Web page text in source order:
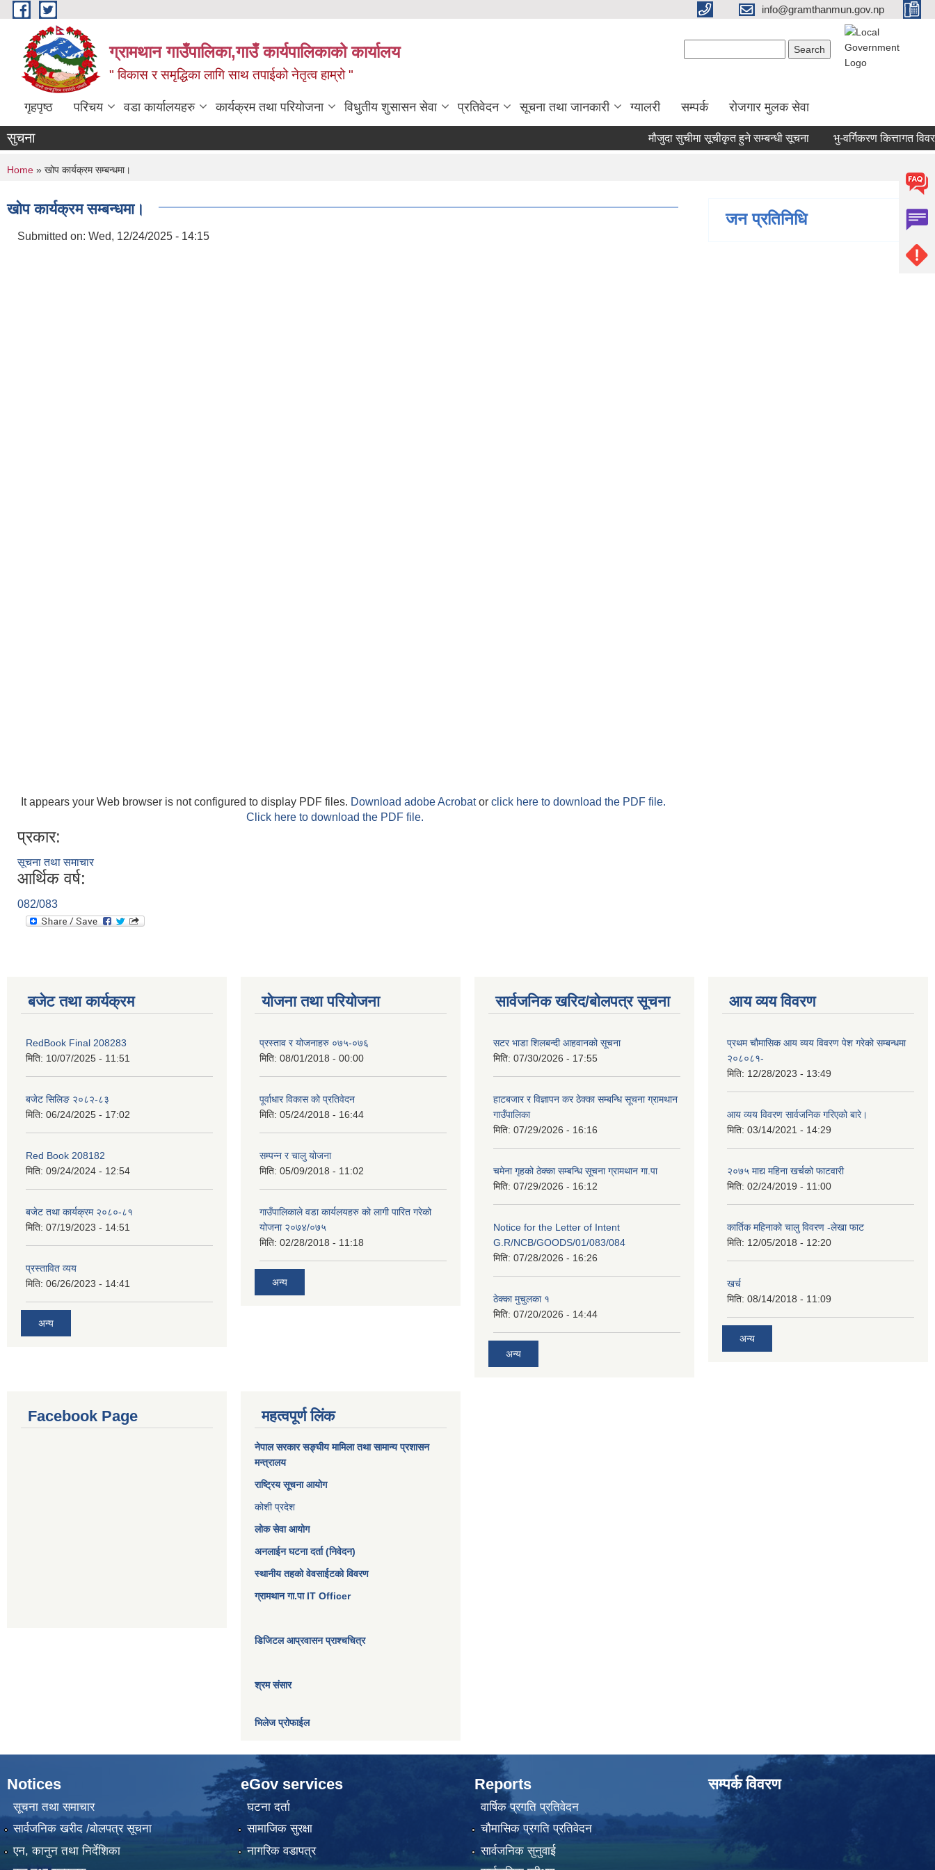
Skip to main content info@gramthanmun.gov.np
ग्रामथान गाउँपालिका,गाउँ कार्यपालिकाको कार्यालय
" विकास र समृद्धिका लागि साथ तपाईको नेतृत्व हाम्रो "
गृहपृष्ठ परिचय वडा कार्यालयहरु कार्यक्रम तथा परियोजना विधुतीय शुसासन सेवा प्रतिवेदन सूचना तथा जानकारी ग्यालरी सम्पर्क रोजगार मुलक सेवा
सुचना मौजुदा सुचीमा सूचीकृत हुने सम्बन्धी सूचना भु-वर्गिकरण कित्तागत विवरण
You are here
Home » खोप कार्यक्रम सम्बन्धमा।
खोप कार्यक्रम सम्बन्धमा।
Submitted on: Wed, 12/24/2025 - 14:15
It appears your Web browser is not configured to display PDF files. Download adobe Acrobator click here to download the PDF file.
Click here to download the PDF file.
प्रकार:
सूचना तथा समाचार
आर्थिक वर्ष:
082/083
जन प्रतिनिधि
बजेट तथा कार्यक्रम
RedBook Final 208283
मिति: 10/07/2025 - 11:51
बजेट सिलिङ २०८२-८३
मिति: 06/24/2025 - 17:02
Red Book 208182
मिति: 09/24/2024 - 12:54
बजेट तथा कार्यक्रम २०८०-८१
मिति: 07/19/2023 - 14:51
प्रस्तावित व्यय
मिति: 06/26/2023 - 14:41
अन्य
योजना तथा परियोजना
प्रस्ताव र योजनाहरु ०७५-०७६
मिति: 08/01/2018 - 00:00
पूर्वाधार विकास को प्रतिवेदन
मिति: 05/24/2018 - 16:44
सम्पन्न र चालु योजना
मिति: 05/09/2018 - 11:02
गाउँपालिकाले वडा कार्यलयहरु को लागी पारित गरेको
योजना २०७४/०७५
मिति: 02/28/2018 - 11:18
अन्य
सार्वजनिक खरिद/बोलपत्र सूचना
सटर भाडा शिलबन्दी आहवानको सूचना
मिति: 07/30/2026 - 17:55
हाटबजार र विज्ञापन कर ठेक्का सम्बन्धि सूचना ग्रामथान
गाउँपालिका
मिति: 07/29/2026 - 16:16
चमेना गृहको ठेक्का सम्बन्धि सूचना ग्रामथान गा.पा
मिति: 07/29/2026 - 16:12
Notice for the Letter of Intent
G.R/NCB/GOODS/01/083/084
मिति: 07/28/2026 - 16:26
ठेक्का मुचुलका १
मिति: 07/20/2026 - 14:44
अन्य
आय व्यय विवरण
प्रथम चौमासिक आय व्यय विवरण पेश गरेको सम्बन्धमा
२०८०८१-
मिति: 12/28/2023 - 13:49
आय व्यय विवरण सार्वजनिक गरिएको बारे।
मिति: 03/14/2021 - 14:29
२०७५ माद्य महिना खर्चको फाटवारी
मिति: 02/24/2019 - 11:00
कार्तिक महिनाको चालु विवरण -लेखा फाट
मिति: 12/05/2018 - 12:20
खर्च
मिति: 08/14/2018 - 11:09
अन्य
Facebook Page महत्वपूर्ण लिंक
नेपाल सरकारसङ्घीय मामिला तथा सामान्य प्रशासन
मन्त्रालय
राष्ट्रिय सूचना आयोग
कोशी प्रदेश
लोक सेवा आयोग
अनलाईन घटना दर्ता (निवेदन)
स्थानीय तहको वेवसाईटको विवरण
ग्रामथान गा.पा IT Officer
डिजिटल आप्रवासन प्राश्चचित्र
श्रम संसार
भिलेज प्रोफाईल
Notices
सूचना तथा समाचार
सार्वजनिक खरीद /बोलपत्र सूचना
एन, कानुन तथा निर्देशिका
eGov services
घटना दर्ता
सामाजिक सुरक्षा
नागरिक वडापत्र
Reports
वार्षिक प्रगति प्रतिवेदन
चौमासिक प्रगति प्रतिवेदन
सार्वजनिक सुनुवाई
सम्पर्क विवरण